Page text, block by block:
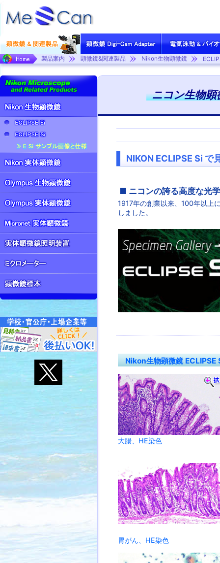
製品案内 顕微鏡&関連製品 Nikon生物顕微鏡
ニコン生物顕
NIKON ECLIPSE Si
■ ニコンの誇る高度な光
1917年の創業以来、100年以上
しました。
Nikon生物顕微鏡 ECLIPSE
大腸、HE染色
胃がん、HE染色